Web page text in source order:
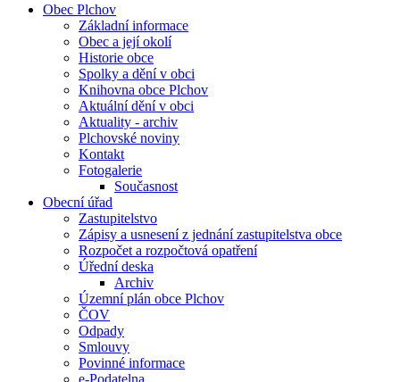
Obec Plchov
Základní informace
Obec a její okolí
Historie obce
Spolky a dění v obci
Knihovna obce Plchov
Aktuální dění v obci
Aktuality - archiv
Plchovské noviny
Kontakt
Fotogalerie
Současnost
Obecní úřad
Zastupitelstvo
Zápisy a usnesení z jednání zastupitelstva obce
Rozpočet a rozpočtová opatření
Úřední deska
Archiv
Územní plán obce Plchov
ČOV
Odpady
Smlouvy
Povinné informace
e-Podatelna